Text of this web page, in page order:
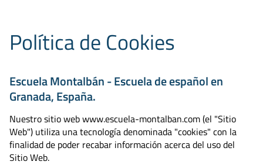
Política de Cookies
Escuela Montalbán - Escuela de español en
Granada, España.
Nuestro sitio web www.escuela-montalban.com (el "Sitio
Web") utiliza una tecnología denominada "cookies" con la
finalidad de poder recabar información acerca del uso del
Sitio Web.